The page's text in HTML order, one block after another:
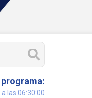
las 06:30:00